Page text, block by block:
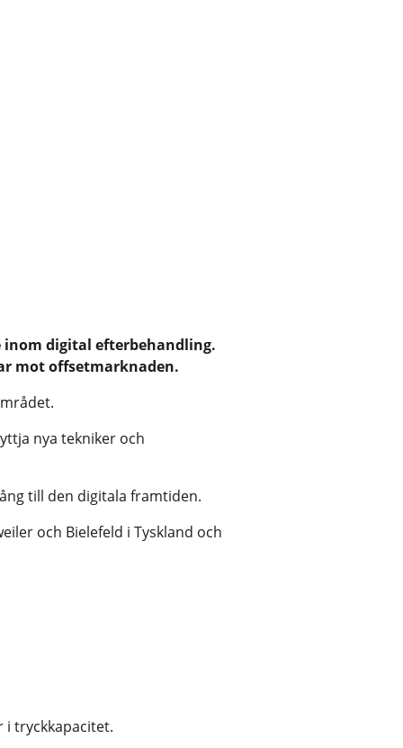
inom digital efterbehandling.
mot offsetmarknaden.
nya tekniker och
till den digitala framtiden.
och Bielefeld i Tyskland och
i tryckkapacitet.